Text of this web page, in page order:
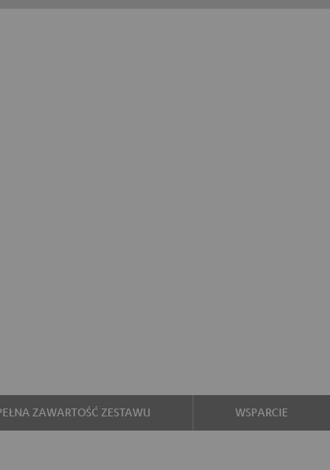
ZAWARTOŚĆ ZESTAWU WSPARCIE